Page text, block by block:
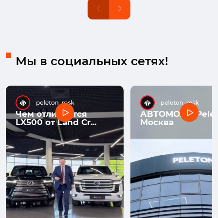
Мы в социальных сетях!
Чем отличается
LX500 от Land Cr...
АВТОМОЛЛ
Москва